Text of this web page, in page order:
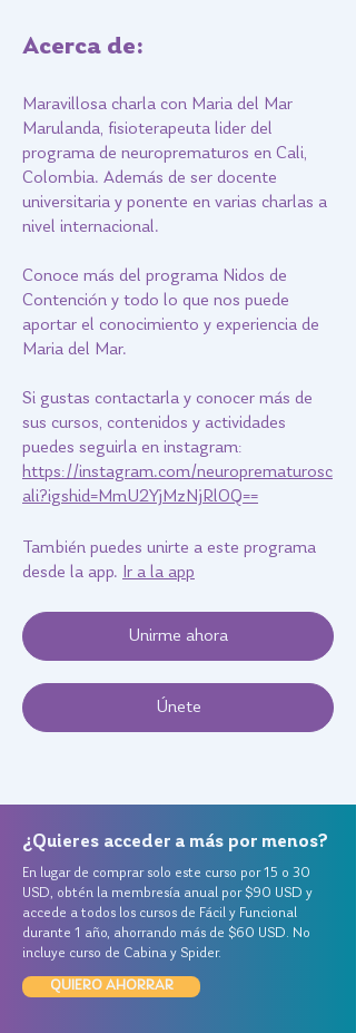
Acerca de:
Maravillosa charla con Maria del Mar
Marulanda, fisioterapeuta lider del
programa de neuroprematuros en Cali,
Colombia. Además de ser docente
universitaria y ponente en varias charlas a
nivel internacional.
Conoce más del programa Nidos de
Contención y todo lo que nos puede
aportar el conocimiento y experiencia de
Maria del Mar.
Si gustas contactarla y conocer más de
sus cursos, contenidos y actividades
puedes seguirla en instagram:
https://instagram.com/neuroprematurosc
ali?igshid=MmU2YjMzNjRlOQ==
También puedes unirte a este programa
desde la app. Ir a la app
Unirme ahora
Únete
¿Quieres acceder a más por menos?
En lugar de comprar solo este curso por 15 o 30
USD, obtén la membresía anual por $90 USD y
accede a todos los cursos de Fácil y Funcional
durante 1 año, ahorrando más de $60 USD. No
incluye curso de Cabina y Spider.
QUIERO AHORRAR